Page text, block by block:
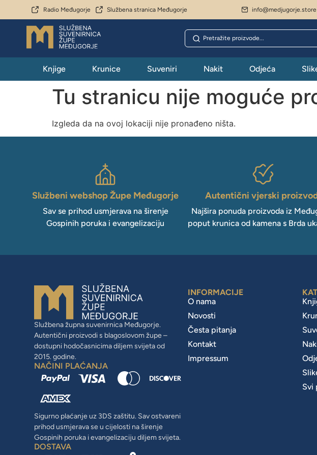
Radio Međugorje Službena stranica Međugorje info@medjugorje.store
Knjige Krunice Suveniri Nakit Odjeća
Tu stranicu nije moguće
Izgleda da na ovoj lokaciji nije pronađeno ništa.
Službeni webshop Župe Međugorje
Sav se prihod usmjerava na širenje
Gospinih poruka i evangelizaciju
Autentični vjerski
Najšira ponuda proizvoda iz
poput krunica od kamena s Brda
Službena župna suvenirnica Međugorje.
Autentični proizvodi s blagoslovom župe –
dostupni hodočasnicima diljem svijeta od
2015. godine.
NAČINI PLAĆANJA
Sigurno plaćanje uz 3DS zaštitu. Sav ostvareni
prihod usmjerava se u cijelosti na širenje
Gospinih poruka i evangelizaciju diljem svijeta.
DOSTAVA
INFORMACIJE
O nama
Novosti
Česta pitanja
Kontakt
Impressum
Svi